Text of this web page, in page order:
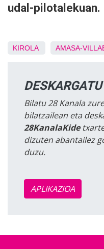
udal-pilotalekuan.
KIROLA AMASA-
Bilatu 28 Kanala
bilatzailean eta
28KanalaKide
dizuten abantailez
duzu.
APLIKAZIOA